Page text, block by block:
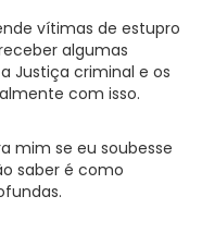
vítimas de estupro
algumas
Justiça criminal e os
com isso.
mim se eu soubesse
saber é como